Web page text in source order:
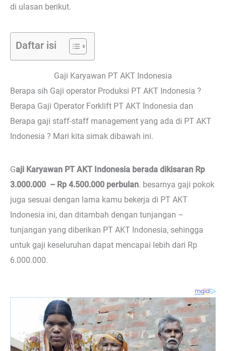
di ulasan berikut.
Daftar isi
Gaji Karyawan PT AKT Indonesia
Berapa sih Gaji operator Produksi PT AKT Indonesia ?
Berapa Gaji Operator Forklift PT AKT Indonesia dan
Berapa gaji staff-staff management yang ada di PT AKT
Indonesia ? Mari kita simak dibawah ini.
Gaji Karyawan PT AKT Indonesia berada dikisaran Rp
3.000.000 – Rp 4.500.000 perbulan. besarnya gaji pokok
juga sesuai dengan lama kamu bekerja di PT AKT
Indonesia ini, dan ditambah dengan tunjangan –
tunjangan yang diberikan PT AKT Indonesia, sehingga
untuk gaji keseluruhan dapat mencapai lebih dari Rp
6.000.000.